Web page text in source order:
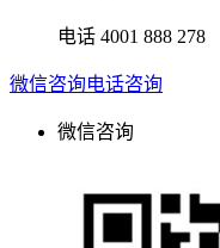
电话 4001 888 278
微信咨询电话咨询
微信咨询